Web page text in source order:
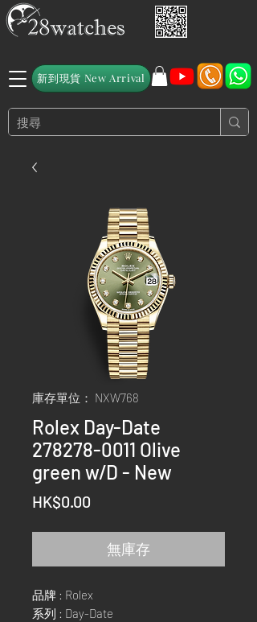
新到現貨 New Arrival
庫存單位： NXW768
Rolex Day-Date
278278-0011 Olive
green w/D - New
HK$0.00
無庫存
品牌 : Rolex
系列 : Day-Date